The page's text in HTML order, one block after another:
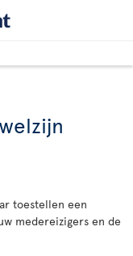
toestellen een
medereizigers en de